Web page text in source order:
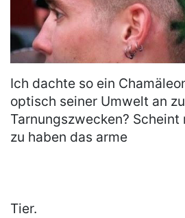
Ich dachte so ein
optisch seiner Umwelt an zu
Tarnungszwecken?
zu haben das arme
Tier.